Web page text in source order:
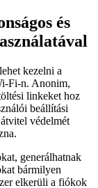
és
kezelni a
Fi-n. Anonim,
linkeket hoz
beállítási
védelmét
generálhatnak
bármilyen
elkerüli a fiókok